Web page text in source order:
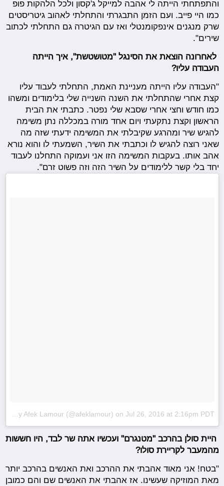
והתפתחתי הייתה לי אהבה למייקל ג'קסון ולכל הלהקות פופ
כמו היי פייב. ועם הזמן התבגרתי והתחלתי לאהוב גיטריסטים
שרק מנגנים אינפקומנטלי ואז עם הגיטרה גם התחלתי לכתוב
שירים".
לאחרונה הוצאת את הסינגל "מטושטשת", איך הייתה
העבודה עליו?
"העבודה עליו הייתה מעניינת האמת, התחלתי לעבוד עליו
קצת אחרי שהתחלתי את השנה השנייה שלי בלימודים ומשהו
כמו חודש וחצי אחרי שסבא שלי נפטר. כתבתי את הבית
הראשון וקצת נתקעתי ויום אחד מורה במכללה נתן משימה
להגיש שיר ומהרגע שקיבלתי את המשימה ידעתי שזה מה
שאני רוצה להגיש לו וכתבתי את השיר, השמעתי לו והוא נורא
אהב אותו. בעקבות המשימה הזו אני ועמוקה התחלנו לעבוד
יחד בלי קשר ללימודים על השיר הזה וזה פשוט זרם".
on Jul 26, 2016 at 2:16pm PDT
היית סולן בהרכב "מטנגרם" ועכשיו אתה שר לבד, היו חששות
מהמעבר לקריירת סולו?
"בטח! אני מאוד אהבתי את ההרכב ואת האנשים בהרכב יותר
מאת המוזיקה שעשינו. אז אהבתי את האנשים שם והם כמובן